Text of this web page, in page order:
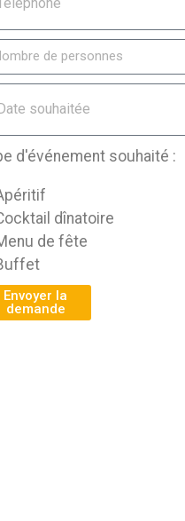
d'événement souhaité :
dînatoire
de fête
Envoyer la
demande